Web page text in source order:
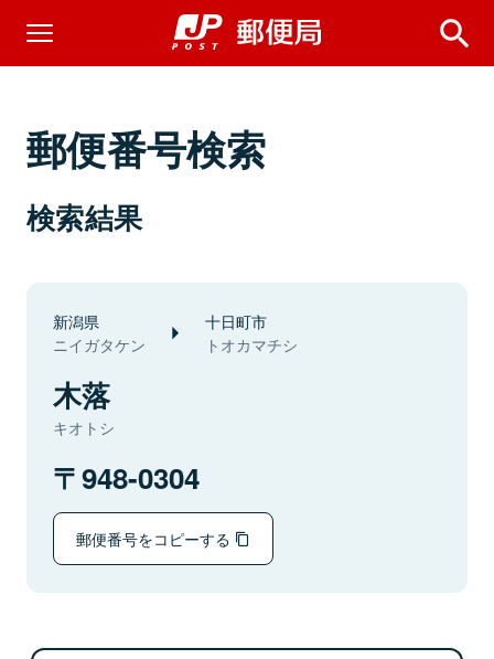
郵便番号検索
検索結果
新潟県
ニイガタケン
十日町市
トオカマチシ
木落
キオトシ
948-0304
郵便番号をコピーする